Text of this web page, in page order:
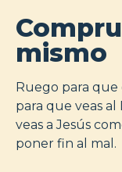
mismo
Ruego para que
para que veas
veas a Jesús
poner fin al mal.